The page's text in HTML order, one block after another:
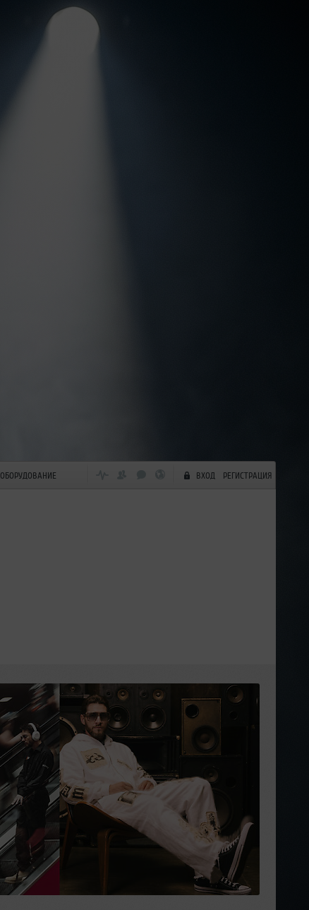
ОБОРУДОВАНИЕ ВХОД РЕГИСТРАЦИЯ